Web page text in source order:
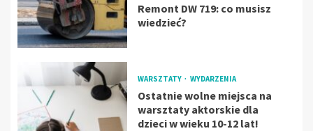
Remont DW 719: co musisz
wiedzieć?
WARSZTATY WYDARZENIA
Ostatnie wolne miejsca na
warsztaty aktorskie dla
dzieci w wieku 10-12 lat!